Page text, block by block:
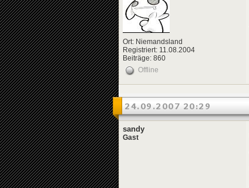
Ort: Niemandsland
Registriert: 11.08.2004
Beiträge: 860
Offline
24.09.2007 20:29
sandy
Gast